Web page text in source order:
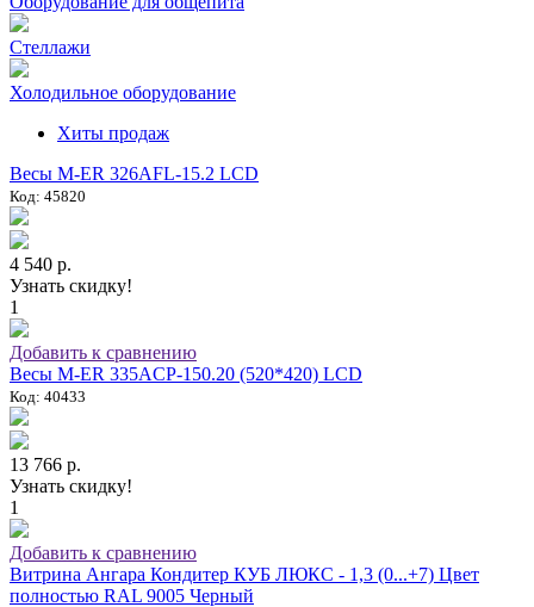
Стеллажи
Холодильное оборудование
Хиты продаж
Весы M-ER 326AFL-15.2 LCD
Код: 45820
4 540 р.
Узнать скидку!
1
Добавить к сравнению
Весы M-ER 335ACP-150.20 (520*420) LCD
Код: 40433
13 766 р.
Узнать скидку!
1
Добавить к сравнению
Витрина Ангара Кондитер КУБ ЛЮКС - 1,3 (0...+7) Цвет
полностью RAL 9005 Черный